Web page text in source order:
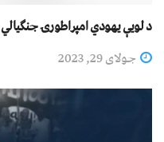
د لویې یهودي امپراطورۍ جنګیالي
جولای 29, 2023